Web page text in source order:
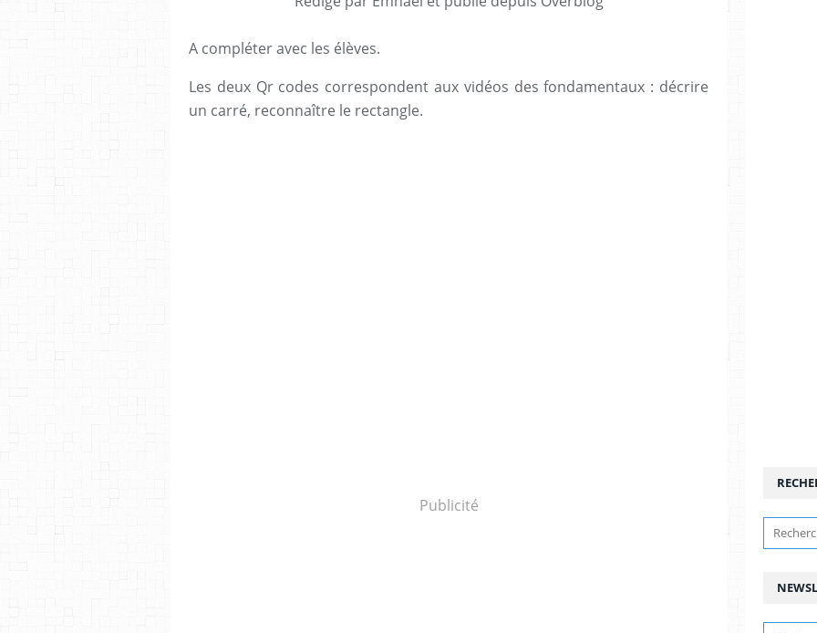
A compléter avec les élèves.
Les deux Qr codes correspondent aux vidéos des fondamentaux : décrire
un carré, reconnaître le rectangle.
Publicité